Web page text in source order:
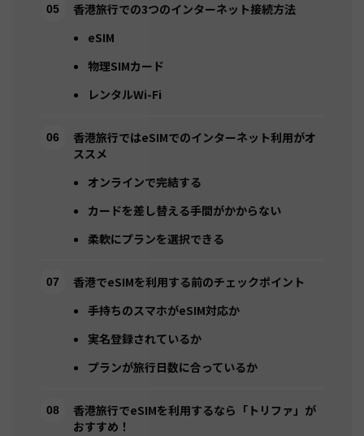
香港旅行での3つのインターネット接続方法
eSIM
物理SIMカード
レンタルWi-Fi
香港旅行ではeSIMでのインターネット利用がオ
ススメ
オンラインで完結する
カードを差し替える手間がかからない
柔軟にプランを選択できる
香港でeSIMを利用する前のチェックポイント
手持ちのスマホがeSIM対応か
実名登録されているか
プランが旅行日数に合っているか
香港旅行でeSIMを利用するなら「トリファ」が
おすすめ！